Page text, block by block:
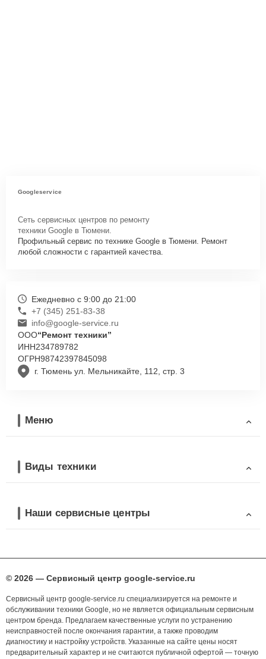
Googleservice
Сеть сервисных центров по ремонту
техники Google в Тюмени.
Профильный сервис по технике Google в Тюмени. Ремонт
любой сложности с гарантией качества.
г. Тюмень ул. Мельникайте, 112, стр. 3
Ежедневно с 9:00 до 21:00
+7 (345) 251-83-38
info@google-service.ru
ООО“Ремонт техники”
ИНН234789782
ОГРН98742397845098
Меню
Виды техники
Наши сервисные центры
© 2026 — Сервисный центр google-service.ru
Сервисный центр google-service.ru специализируется на ремонте и
обслуживании техники Google, но не является официальным сервисным
центром бренда. Предлагаем качественные услуги по устранению
неисправностей после окончания гарантии, а также проводим
диагностику и настройку устройств. Указанные на сайте цены носят
предварительный характер и не считаются публичной офертой — точную